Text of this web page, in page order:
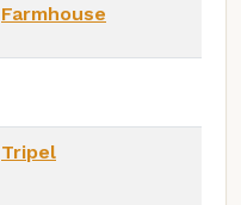
Farmhouse
Tripel